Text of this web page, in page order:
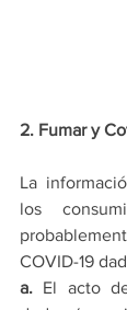
2. Fumar y
La
los
COVID-19
a. El acto